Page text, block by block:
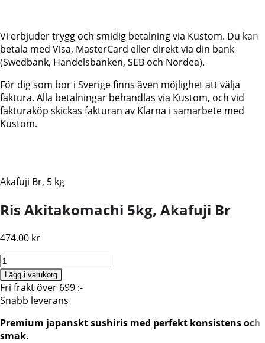
Vi erbjuder trygg och smidig betalning via Kustom. Du kan
betala med Visa, MasterCard eller direkt via din bank
(Swedbank, Handelsbanken, SEB och Nordea).
För dig som bor i Sverige finns även möjlighet att välja
faktura. Alla betalningar behandlas via Kustom, och vid
fakturaköp skickas fakturan av Klarna i samarbete med
Kustom.
Akafuji Br, 5 kg
Ris Akitakomachi 5kg, Akafuji Br
474.00 kr
Ris
Akitakomachi
5kg,
Akafuji
mängd
Lägg i varukorg
Fri frakt över 699 :-
Snabb leverans
Premium japanskt sushiris med perfekt konsistens och
smak.